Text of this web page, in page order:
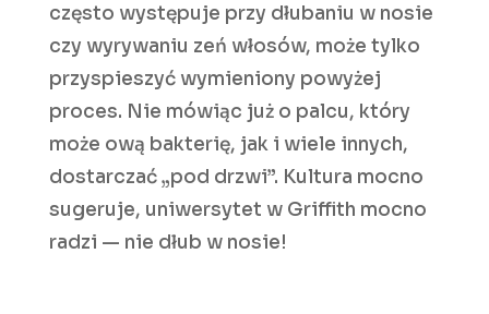
często występuje przy dłubaniu w nosie
czy wyrywaniu zeń włosów, może tylko
przyspieszyć wymieniony powyżej
proces. Nie mówiąc już o palcu, który
może ową bakterię, jak i wiele innych,
dostarczać „pod drzwi”. Kultura mocno
sugeruje, uniwersytet w Griffith mocno
radzi — nie dłub w nosie!